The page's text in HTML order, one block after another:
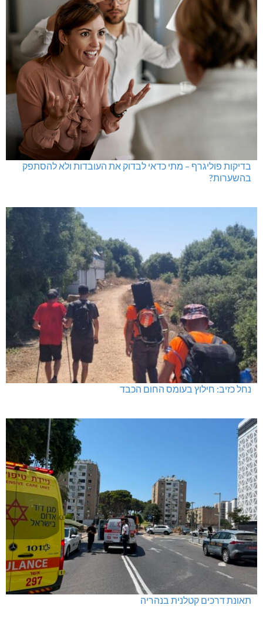
בדיקות פוליגרף – מתי כדאי לבדוק את העובדות ולא להסתפק
בהשערות?
נחל כזיב: חילוץ בעומס החום הכבד
תאונת דרכים קטלנית בנהריה